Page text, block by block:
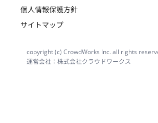
個人情報保護方針
サイトマップ
copyright (c) CrowdWorks Inc. all rights
運営会社：株式会社クラウドワークス